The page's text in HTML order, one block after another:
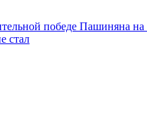
победе Пашиняна на
стал